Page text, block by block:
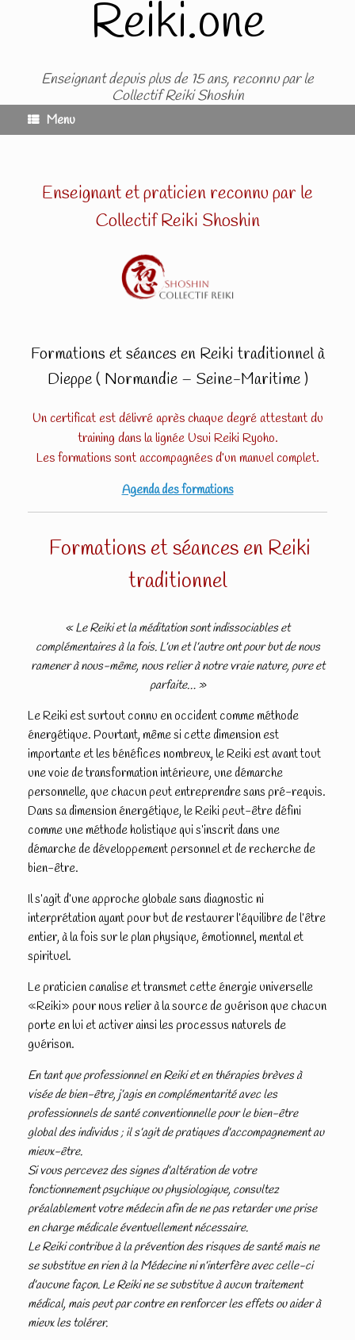
Reiki.one
Enseignant depuis plus de 15 ans, reconnu par le
Collectif Reiki Shoshin
Menu
Enseignant et praticien reconnu par le
Collectif Reiki Shoshin
Formations et séances en Reiki traditionnel à
Dieppe ( Normandie – Seine-Maritime )
Un certificat est délivré après chaque degré attestant du
training dans la lignée Usui Reiki Ryoho.
Les formations sont accompagnées d’un manuel complet.
Agenda des formations
Formations et séances en Reiki
traditionnel
« Le Reiki et la méditation sont indissociables et
complémentaires à la fois. L’un et l’autre ont pour but de nous
ramener à nous-même, nous relier à notre vraie nature, pure et
parfaite… »
Le Reiki est surtout connu en occident comme méthode
énergétique. Pourtant, même si cette dimension est
importante et les bénéfices nombreux, le Reiki est avant tout
une voie de transformation intérieure, une démarche
personnelle, que chacun peut entreprendre sans pré-requis.
Dans sa dimension énergétique, le Reiki peut-être défini
comme une méthode holistique qui s’inscrit dans une
démarche de développement personnel et de recherche de
bien-être.
Il s’agit d’une approche globale sans diagnostic ni
interprétation ayant pour but de restaurer l’équilibre de l’être
entier, à la fois sur le plan physique, émotionnel, mental et
spirituel.
Le praticien canalise et transmet cette énergie universelle
«Reiki» pour nous relier à la source de guérison que chacun
porte en lui et activer ainsi les processus naturels de
guérison.
En tant que professionnel en Reiki et en thérapies brèves à
visée de bien-être, j’agis en complémentarité avec les
professionnels de santé conventionnelle pour le bien-être
global des individus ; il s’agit de pratiques d’accompagnement au
mieux-être.
Si vous percevez des signes d’altération de votre
fonctionnement psychique ou physiologique, consultez
préalablement votre médecin afin de ne pas retarder une prise
en charge médicale éventuellement nécessaire.
Le Reiki contribue à la prévention des risques de santé mais ne
se substitue en rien à la Médecine ni n’interfère avec celle-ci
d’aucune façon. Le Reiki ne se substitue à aucun traitement
médical, mais peut par contre en renforcer les effets ou aider à
mieux les tolérer.